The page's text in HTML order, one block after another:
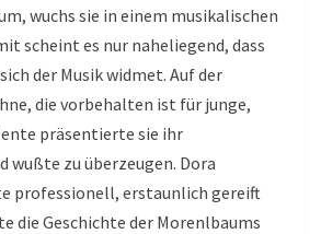
wuchs sie in einem musikalischen
scheint es nur naheliegend, dass
der Musik widmet. Auf der
die vorbehalten ist für junge,
präsentierte sie ihr
wußte zu überzeugen. Dora
professionell, erstaunlich gereift
die Geschichte der Morenlbaums